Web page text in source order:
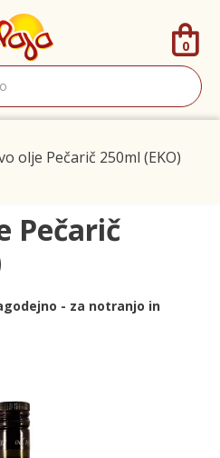
0
olje Pečarič 250ml (EKO)
Pečarič
- za notranjo in